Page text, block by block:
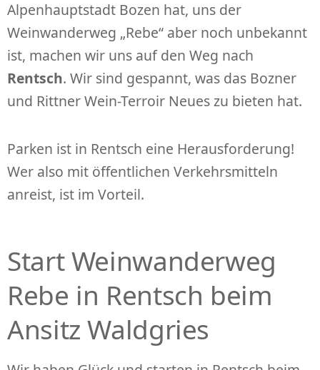
Alpenhauptstadt Bozen hat, uns der
Weinwanderweg „Rebe“ aber noch unbekannt
ist, machen wir uns auf den Weg nach
Rentsch. Wir sind gespannt, was das Bozner
und Rittner Wein-Terroir Neues zu bieten hat.
Parken ist in Rentsch eine Herausforderung!
Wer also mit öffentlichen Verkehrsmitteln
anreist, ist im Vorteil.
Start Weinwanderweg
Rebe in Rentsch beim
Ansitz Waldgries